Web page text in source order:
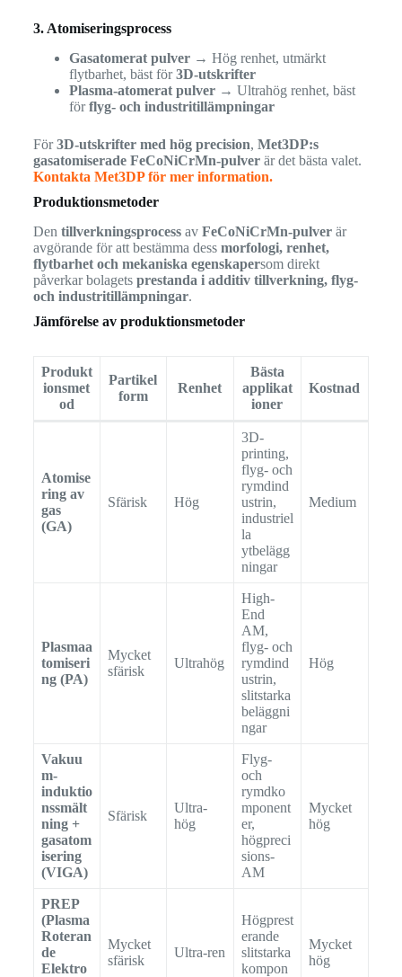
3. Atomiseringsprocess
Gasatomerat pulver→ Hög renhet, utmärkt
flytbarhet, bäst för3D-utskrifter
Plasma-atomerat pulver→ Ultrahög renhet, bäst
förflyg- och industritillämpningar
För3D-utskrifter med hög precision, Met3DP:s
gasatomiserade FeCoNiCrMn-pulverär det bästa valet.
Kontakta Met3DP för mer information.
Produktionsmetoder
Den tillverkningsprocessav FeCoNiCrMn-pulverär
avgörande för att bestämma dess morfologi, renhet,
flytbarhet och mekaniska egenskapersom direkt
påverkar bolagets prestanda i additiv tillverkning, flyg-
och industritillämpningar.
Jämförelse av produktionsmetoder
Produkt
ionsmet
od
Partikel
form
Renhet
Bästa
applikat
ioner
Kostnad
Atomise
ring av
gas
(GA)
Sfärisk Hög
3D-
printing,
flyg- och
rymdind
ustrin,
industriel
la
ytbelägg
ningar
Medium
Plasmaa
tomiseri
ng (PA)
Mycket
sfärisk
Ultrahög
High-
End
AM,
flyg- och
rymdind
ustrin,
slitstarka
beläggni
ngar
Hög
Vakuu
m-
induktio
nssmält
ning +
gasatom
isering
(VIGA)
Sfärisk
Ultra-
hög
Flyg-
och
rymdko
mponent
er,
högpreci
sions-
AM
Mycket
hög
PREP
(Plasma
Roteran
de
Elektro
Mycket
sfärisk
Ultra-ren
Högprest
erande
slitstarka
kompon
Mycket
hög